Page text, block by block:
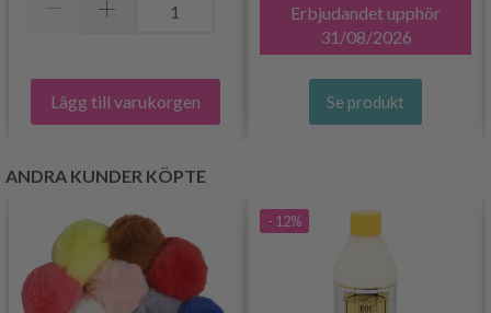
Lägg till varukorgen
Erbjudandet upphör
31/08/2026
Se produkt
ANDRA KUNDER KÖPTE
- 12%